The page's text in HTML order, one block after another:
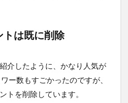
は既に削除
介したように、かなり人気が
ー数もすごかったのですが、
トを削除しています。